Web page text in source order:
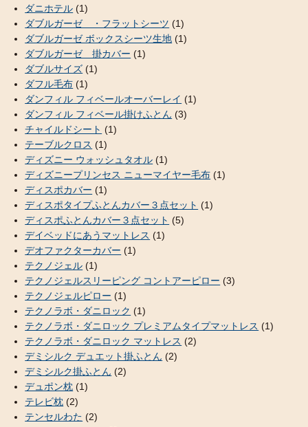
ダニホテル (1)
ダブルガーゼ ・フラットシーツ (1)
ダブルガーゼ ボックスシーツ生地 (1)
ダブルガーゼ 掛カバー (1)
ダブルサイズ (1)
ダフル毛布 (1)
ダンフィル フィベールオーバーレイ (1)
ダンフィル フィベール掛けふとん (3)
チャイルドシート (1)
テーブルクロス (1)
ディズニー ウォッシュタオル (1)
ディズニープリンセス ニューマイヤー毛布 (1)
ディスポカバー (1)
ディスポタイプふとんカバー３点セット (1)
ディスポふとんカバー３点セット (5)
デイベッドにあうマットレス (1)
デオファクターカバー (1)
テクノジェル (1)
テクノジェルスリーピング コントアーピロー (3)
テクノジェルピロー (1)
テクノラボ・ダニロック (1)
テクノラボ・ダニロック プレミアムタイプマットレス (1)
テクノラボ・ダニロック マットレス (2)
デミシルク デュエット掛ふとん (2)
デミシルク掛ふとん (2)
デュポン枕 (1)
テレビ枕 (2)
テンセルわた (2)